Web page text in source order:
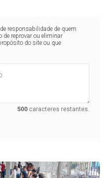
responsabilidade de quem
de reprovar ou eliminar
do site ou que
500 caracteres restantes.